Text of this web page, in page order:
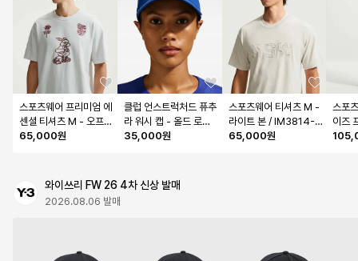
스포츠웨어 프리미엄 에
센셜 티셔츠 M - 오프
화이트 / IM3816-101
65,000원
클럽 언스트럭처드 퓨추
라 워시 캡 - 올드 로얄:
풋볼 블루 / FB5368-
35,000원
스포츠웨어 티셔츠 M -
라이트 본 / IM3814-0
72
65,000원
스포
이즈
M -
와이쓰리 FW 26 4차 신상 발매
2026.08.06 발매